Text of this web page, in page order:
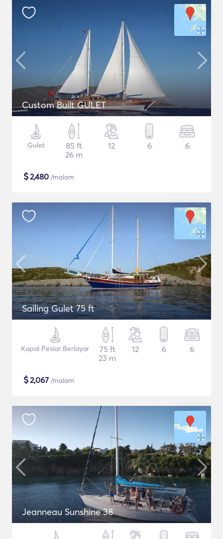
Custom Built GULET
Gulet
85 ft
26 m
12 6 6
$2,480 /malam
Sailing Gulet 75 ft
Kapal Pesiar Berlayar
75 ft
23 m
12 6 6
$2,067 /malam
Jeanneau Sunshine 38